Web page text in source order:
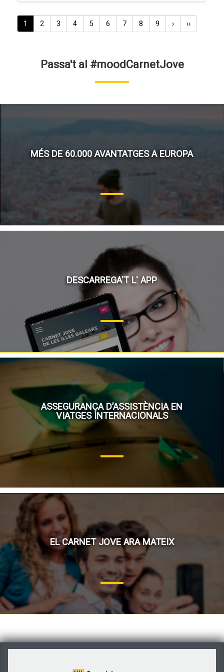
PaginacióPàgina
actual
1 Pàgina
2 Pàgina
3 Pàgina
4 Pàgina
5 Pàgina
6 Pàgina
7 Pàgina
8 Pàgina
9
Pàgina
següent
›
Última
pàgina
››
Passa't al #moodCarnetJove
MÉS DE 60.000 AVANTATGES A EUROPA
DESCARREGA'T L' APP
ASSEGURANÇA D’ASSISTÈNCIA EN
VIATGES INTERNACIONALS
EL CARNET JOVE ARA MATEIX